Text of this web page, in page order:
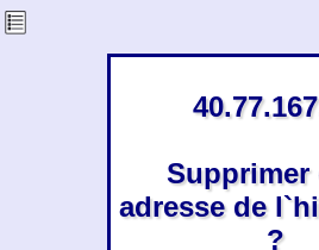
Supprimer
adresse de
?